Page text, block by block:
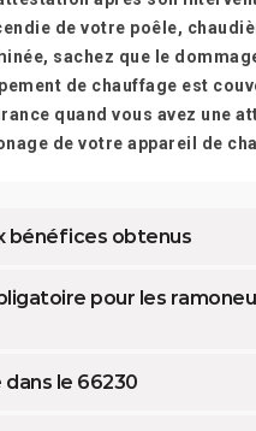
de votre poêle,
sachez que le
de chauffage est
quand vous avez une
de votre appareil de
bénéfices obtenus
pour les
le 66230